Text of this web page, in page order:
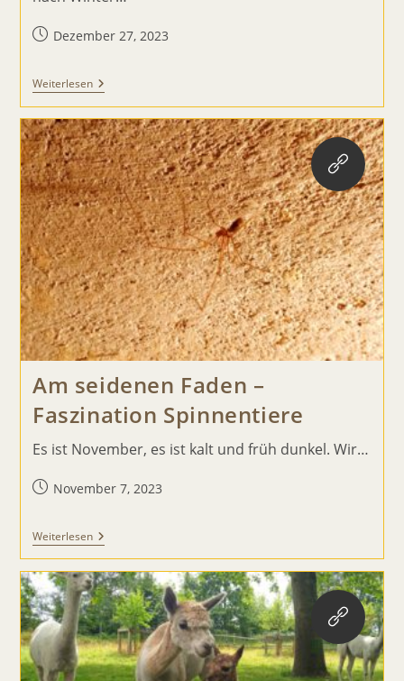
BeitragDezember 27, 2023
WeiterlesenEin
Igel
Kommt
Selten
Allein
Am seidenen Faden –
Faszination Spinnentiere
Es ist November, es ist kalt und früh dunkel. Wir…
BeitragNovember 7, 2023
WeiterlesenAm
Seidenen
Faden
–
Faszination
Spinnentiere